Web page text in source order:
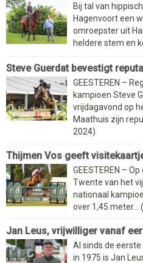
Bij tal van
Hagenvoort een
omroepster uit
heldere stem en
Steve Guerdat bevestigt
GEESTEREN –
kampioen Steve
vrijdagavond op
Maathuis zijn
2024)
Thijmen Vos geeft
GEESTEREN –
Twente van het
nationaal
over 1,45 meter...
Jan Leus, vrijwilliger vanaf
Al sinds de
in 1975 is Jan